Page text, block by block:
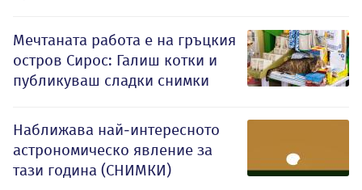
Мечтаната работа е на гръцкия
остров Сирос: Галиш котки и
публикуваш сладки снимки
Наближава най-интересното
астрономическо явление за
тази година (СНИМКИ)